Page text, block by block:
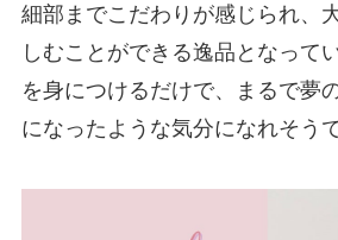
細部までこだわりが感じられ、
しむことができる逸品となって
を身につけるだけで、まるで夢
になったような気分になれそう